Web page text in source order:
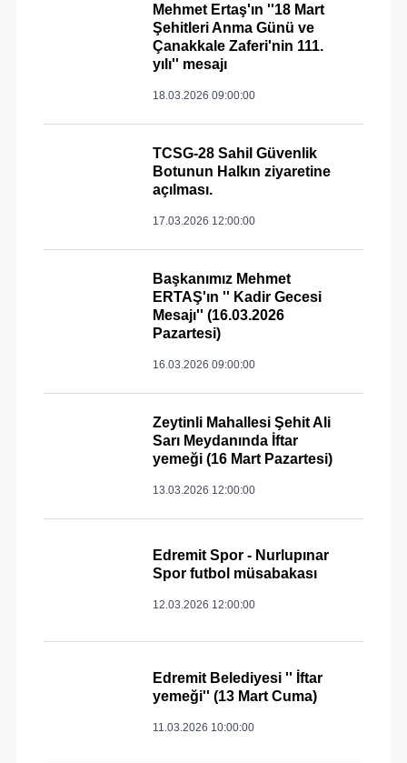
Mehmet Ertaş'ın ''18 Mart
Şehitleri Anma Günü ve
Çanakkale Zaferi'nin 111.
yılı'' mesajı
18.03.2026 09:00:00
TCSG-28 Sahil Güvenlik
Botunun Halkın ziyaretine
açılması.
17.03.2026 12:00:00
Başkanımız Mehmet
ERTAŞ'ın '' Kadir Gecesi
Mesajı'' (16.03.2026
Pazartesi)
16.03.2026 09:00:00
Zeytinli Mahallesi Şehit Ali
Sarı Meydanında İftar
yemeği (16 Mart Pazartesi)
13.03.2026 12:00:00
Edremit Spor - Nurlupınar
Spor futbol müsabakası
12.03.2026 12:00:00
Edremit Belediyesi '' İftar
yemeği'' (13 Mart Cuma)
11.03.2026 10:00:00